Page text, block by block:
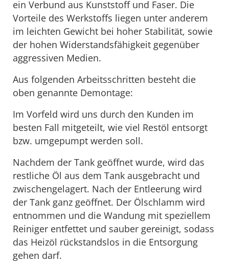
ein Verbund aus Kunststoff und Faser. Die
Vorteile des Werkstoffs liegen unter anderem
im leichten Gewicht bei hoher Stabilität, sowie
der hohen Widerstandsfähigkeit gegenüber
aggressiven Medien.
Aus folgenden Arbeitsschritten besteht die
oben genannte Demontage:
Im Vorfeld wird uns durch den Kunden im
besten Fall mitgeteilt, wie viel Restöl entsorgt
bzw. umgepumpt werden soll.
Nachdem der Tank geöffnet wurde, wird das
restliche Öl aus dem Tank ausgebracht und
zwischengelagert. Nach der Entleerung wird
der Tank ganz geöffnet. Der Ölschlamm wird
entnommen und die Wandung mit speziellem
Reiniger entfettet und sauber gereinigt, sodass
das Heizöl rückstandslos in die Entsorgung
gehen darf.